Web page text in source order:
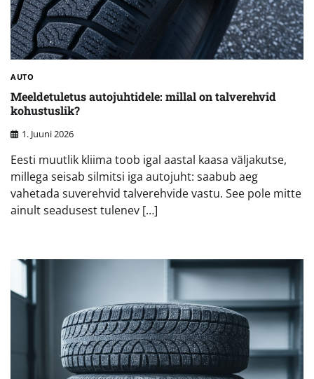
AUTO
Meeldetuletus autojuhtidele: millal on talverehvid
kohustuslik?
1. Juuni 2026
Eesti muutlik kliima toob igal aastal kaasa väljakutse,
millega seisab silmitsi iga autojuht: saabub aeg
vahetada suverehvid talverehvide vastu. See pole mitte
ainult seadusest tulenev […]